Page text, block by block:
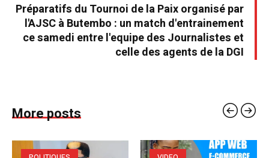
Préparatifs du Tournoi de la Paix organisé par
l'AJSC à Butembo : un match d'entrainement
ce samedi entre l'equipe des Journalistes et
celle des agents de la DGI
More posts